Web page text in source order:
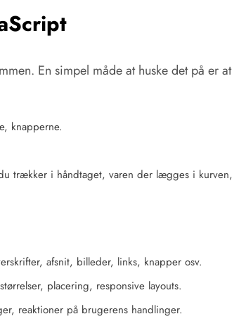
En simpel måde at huske det på er at
knapperne.
trækker i håndtaget, varen der lægges i kurven,
afsnit, billeder, links, knapper osv.
placering, responsive layouts.
reaktioner på brugerens handlinger.